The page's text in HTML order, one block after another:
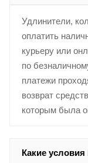
Удлинители,
оплатить
курьеру или
по
платежи
возврат
которым была
Какие условия